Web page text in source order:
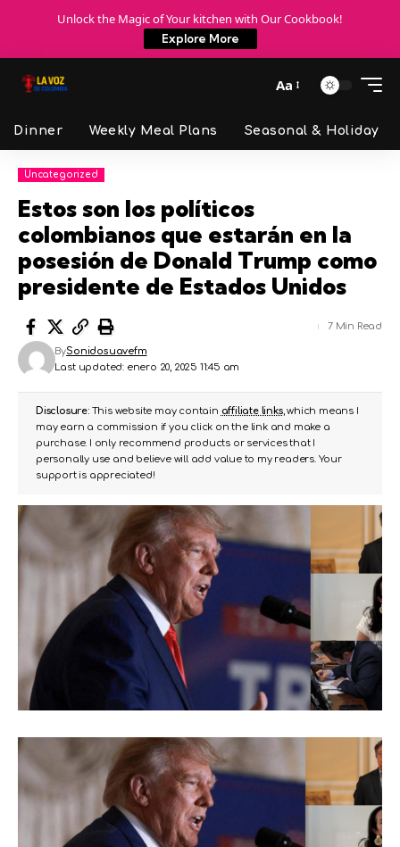
Unlock the Magic of Your kitchen with Our Cookbook!
Explore More
Aa
Dinner Weekly Meal Plans Seasonal & Holiday
Uncategorized
Estos son los políticos
colombianos que estarán en la
posesión de Donald Trump como
presidente de Estados Unidos
Last updated: enero 20, 2025 11:45 am
BySonidosuavefm
7 Min Read
Disclosure:This website may contain affiliate links, which means I
may earn a commission if you click on the link and make a
purchase. I only recommend products or services that I
personally use and believe will add value to my readers. Your
support is appreciated!